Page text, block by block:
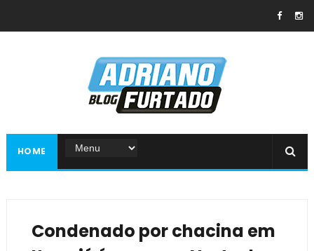
HOME
Condenado por chacina em